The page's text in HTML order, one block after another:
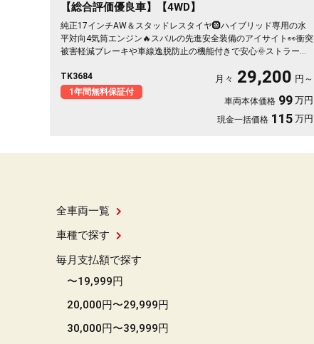
【総合評価優良車】【4WD】
純正17インチAW＆スタッドレスタイヤ🛞ハイブリッド専用の水
平対向4気筒エンジン🔥スバルの先進安全装備のアイサイト👀衝突
被害軽減ブレーキや車線逸脱防止の機能付きで安心🌞ストラーダ
グ燃費🍃ＪＣ０８モード２０．０ｋｍ／Ｌ🍃高速走行に便利なＥ
ＴＣ＆レーダークルーズコントロール＆パドルシフト装備🌈前席
パワーシートで自由自在に移動可能💺✨夜間でも明るいHIDヘッド
TK3684
1年間無料保証付
月々 29,200 円～
車両本体価格 99 万円
現金一括価格 115 万円
全車両一覧
車種で探す
毎月支払額で探す
〜19,999円
20,000円〜29,999円
30,000円〜39,999円